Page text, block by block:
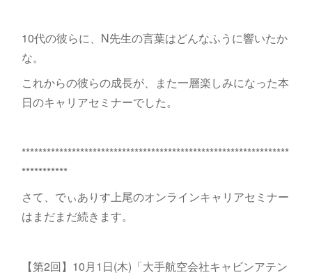
10代の彼らに、N先生の言葉はどんなふうに響いたか
な。
これからの彼らの成長が、また一層楽しみになった本
日のキャリアセミナーでした。
****************************************************************
***********
さて、でぃありす上尾のオンラインキャリアセミナー
はまだまだ続きます。
【第2回】10月1日(木)「大手航空会社キャビンアテン